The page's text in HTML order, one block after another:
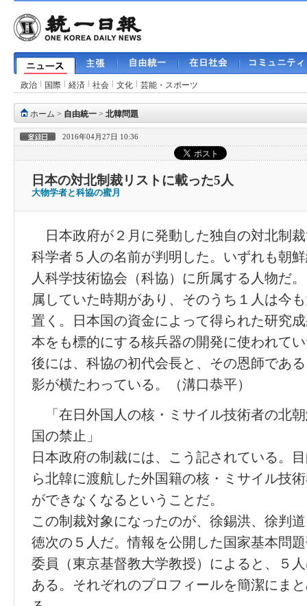
政治 国際 経済 社会 文化 芸能・スポーツ
ホーム > 自由統一 > 北韓問題
2016年04月27日 10:36
日本の対北制裁リストに載った5人
大物学者と科協の蜜月
日本政府が２月に発動した独自の対北制
科学者５人の名前が判明した。いずれも朝
人科学技術協会（科協）に所属する人物だ
属していた時期があり、そのうち１人は今
置く。日本国の資金によって得られた研究
本をも標的にする核兵器の開発に使われて
後には、科協の初代会長と、その恩師であ
影が横たわっている。（溝口恭平）
「在日外国人の核・ミサイル技術者の北
国の禁止」
日本政府の制裁には、こう記されている。
ら北韓に渡航した外国籍の核・ミサイル技
ができなくなるということだ。
この制裁対象になったのが、徐錫洪、徐判
徳次の５人だ。情報を公開した国家基本問
委員（東京基督教大学教授）によると、５
ある。それぞれのプロフィールを簡潔にま